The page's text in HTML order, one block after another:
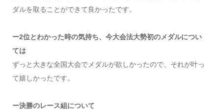
ダルを取ることができて良かったです。
ー2位とわかった時の気持ち、今大会法大勢初のメダルについ
ては
ずっと大きな全国大会でメダルが欲しかったので、それが叶っ
て嬉しかったです。
ー決勝のレース組について